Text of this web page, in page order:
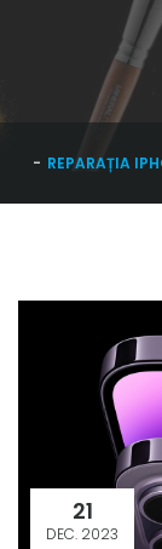
REPARAȚIA
21
DEC. 2023